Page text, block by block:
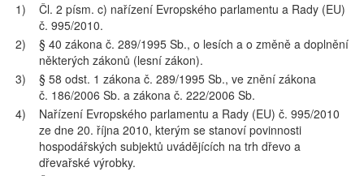
1)
Čl. 2 písm. c) nařízení Evropského parlamentu a Rady (EU)
č. 995/2010.
2)
§ 40 zákona č. 289/1995 Sb., o lesích a o změně a doplnění
některých zákonů (lesní zákon).
3)
§ 58 odst. 1 zákona č. 289/1995 Sb., ve znění zákona
č. 186/2006 Sb. a zákona č. 222/2006 Sb.
4)
Nařízení Evropského parlamentu a Rady (EU) č. 995/2010
ze dne 20. října 2010, kterým se stanoví povinnosti
hospodářských subjektů uvádějících na trh dřevo a
dřevařské výrobky.